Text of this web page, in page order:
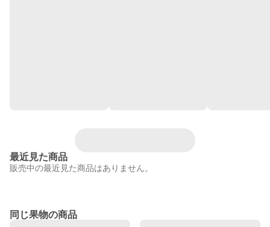
最近見た商品
販売中の最近見た商品はありません。
同じ果物の商品